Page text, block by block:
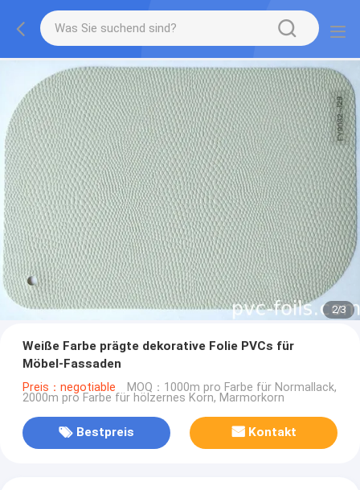
2/3
Weiße Farbe prägte dekorative Folie PVCs für
Möbel-Fassaden
Preis：negotiable MOQ：1000m pro Farbe für Normallack,
2000m pro Farbe für hölzernes Korn, Marmorkorn
Bestpreis Kontakt